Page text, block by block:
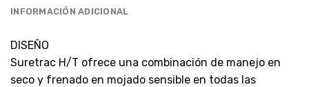
INFORMACIÓN ADICIONAL
DISEÑO
Suretrac H/T ofrece una combinación de manejo en
seco y frenado en mojado sensible en todas las